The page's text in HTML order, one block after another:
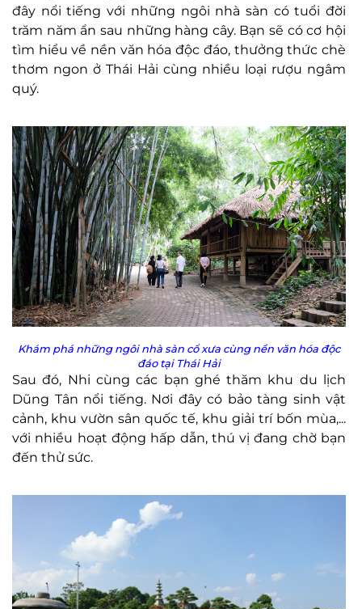
đây nổi tiếng với những ngôi nhà sàn có tuổi đời
trăm năm ẩn sau những hàng cây. Bạn sẽ có cơ hội
tìm hiểu về nền văn hóa độc đáo, thưởng thức chè
thơm ngon ở Thái Hải cùng nhiều loại rượu ngâm
quý.
Khám phá những ngôi nhà sàn cổ xưa cùng nền văn hóa độc
đáo tại Thái Hải
Sau đó, Nhi cùng các bạn ghé thăm khu du lịch
Dũng Tân nổi tiếng. Nơi đây có bảo tàng sinh vật
cảnh, khu vườn sân quốc tế, khu giải trí bốn mùa,...
với nhiều hoạt động hấp dẫn, thú vị đang chờ bạn
đến thử sức.